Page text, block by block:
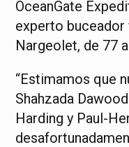
OceanGate
experto buceador
Nargeolet, de 77
“Estimamos que
Shahzada
Harding y Paul-